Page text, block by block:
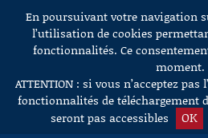
Aller au contenu
En poursuivant votre navigation
l’utilisation de cookies
fonctionnalités. Ce
moment.
ATTENTION : si vous n’acceptez
fonctionnalités de téléchargement
seront pas accessibles
OK